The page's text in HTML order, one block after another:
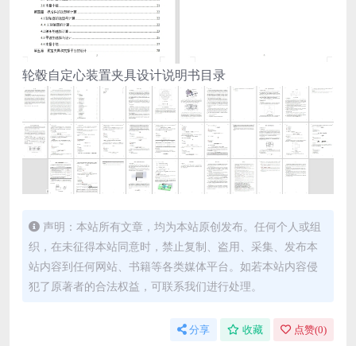
轮毂自定心装置夹具设计说明书目录
声明：本站所有文章，均为本站原创发布。任何个人或组
织，在未征得本站同意时，禁止复制、盗用、采集、发布本
站内容到任何网站、书籍等各类媒体平台。如若本站内容侵
犯了原著者的合法权益，可联系我们进行处理。
分享 收藏 点赞(0)